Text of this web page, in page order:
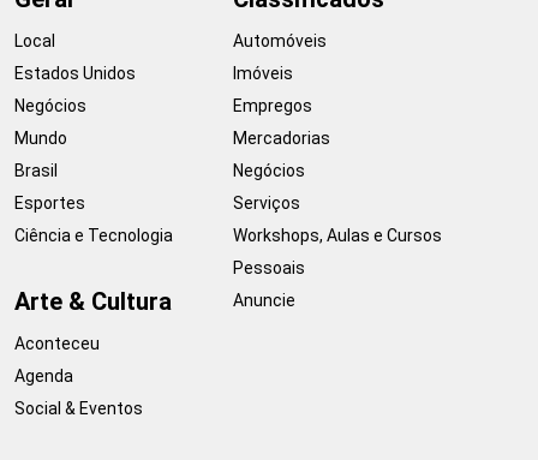
Local
Estados Unidos
Negócios
Mundo
Brasil
Esportes
Ciência e Tecnologia
Arte & Cultura
Aconteceu
Agenda
Social & Eventos
Automóveis
Imóveis
Empregos
Mercadorias
Negócios
Serviços
Workshops, Aulas e Cursos
Pessoais
Anuncie